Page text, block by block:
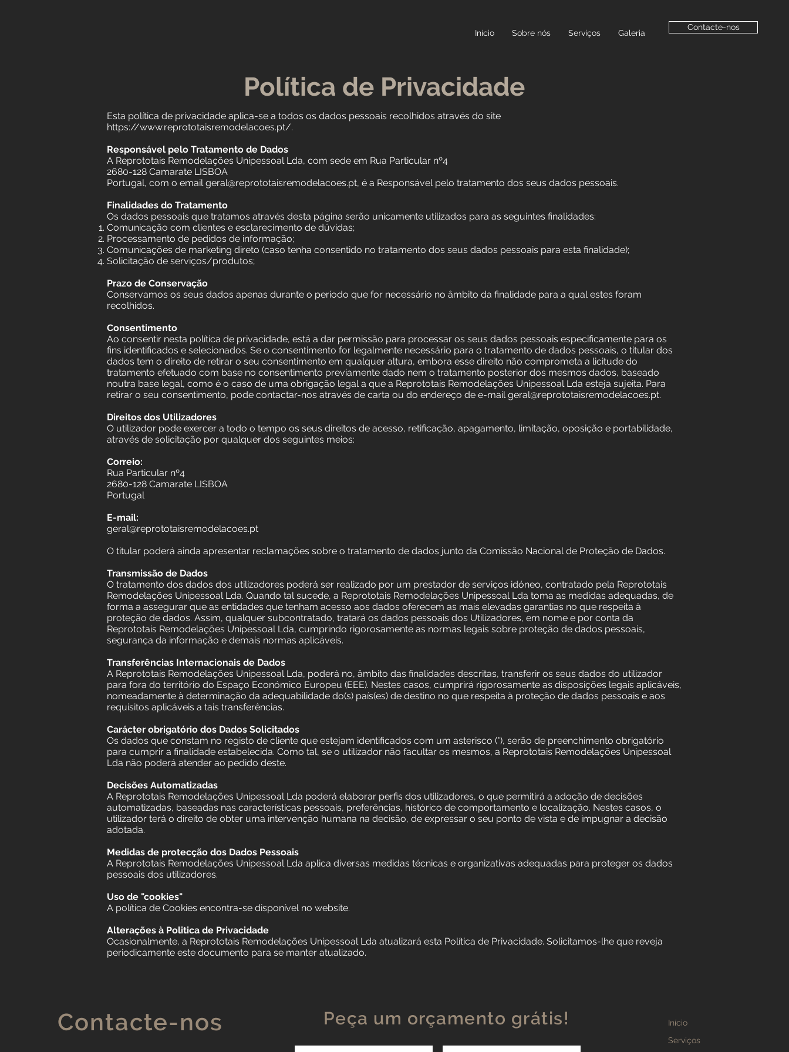
Início Sobre nós Serviços Galeria
Contacte-nos
Política de Privacidade
Esta política de privacidade aplica-se a todos os dados pessoais recolhidos através do site
https://www.reprototaisremodelacoes.pt/.
Responsável pelo Tratamento de Dados
A Reprototais Remodelações Unipessoal Lda, com sede em Rua Particular nº4
2680-128 Camarate LISBOA
Portugal, com o email geral@reprototaisremodelacoes.pt, é a Responsável pelo tratamento dos seus dados pessoais.
Finalidades do Tratamento
Os dados pessoais que tratamos através desta página serão unicamente utilizados para as seguintes finalidades:
Comunicação com clientes e esclarecimento de dúvidas;
Processamento de pedidos de informação;
Comunicações de marketing direto (caso tenha consentido no tratamento dos seus dados pessoais para esta finalidade);
Solicitação de serviços/produtos;
Prazo de Conservação
Conservamos os seus dados apenas durante o período que for necessário no âmbito da finalidade para a qual estes foram
recolhidos.
Consentimento
Ao consentir nesta política de privacidade, está a dar permissão para processar os seus dados pessoais especificamente para os
fins identificados e selecionados. Se o consentimento for legalmente necessário para o tratamento de dados pessoais, o titular dos
dados tem o direito de retirar o seu consentimento em qualquer altura, embora esse direito não comprometa a licitude do
tratamento efetuado com base no consentimento previamente dado nem o tratamento posterior dos mesmos dados, baseado
noutra base legal, como é o caso de uma obrigação legal a que a Reprototais Remodelações Unipessoal Lda esteja sujeita. Para
retirar o seu consentimento, pode contactar-nos através de carta ou do endereço de e-mail geral@reprototaisremodelacoes.pt.
Direitos dos Utilizadores
O utilizador pode exercer a todo o tempo os seus direitos de acesso, retificação, apagamento, limitação, oposição e portabilidade,
através de solicitação por qualquer dos seguintes meios:
Correio:
Rua Particular nº4
2680-128 Camarate LISBOA
Portugal
E-mail:
geral@reprototaisremodelacoes.pt
O titular poderá ainda apresentar reclamações sobre o tratamento de dados junto da Comissão Nacional de Proteção de Dados.
Transmissão de Dados
O tratamento dos dados dos utilizadores poderá ser realizado por um prestador de serviços idóneo, contratado pela Reprototais
Remodelações Unipessoal Lda. Quando tal sucede, a Reprototais Remodelações Unipessoal Lda toma as medidas adequadas, de
forma a assegurar que as entidades que tenham acesso aos dados oferecem as mais elevadas garantias no que respeita à
proteção de dados. Assim, qualquer subcontratado, tratará os dados pessoais dos Utilizadores, em nome e por conta da
Reprototais Remodelações Unipessoal Lda, cumprindo rigorosamente as normas legais sobre proteção de dados pessoais,
segurança da informação e demais normas aplicáveis.
Transferências Internacionais de Dados
A Reprototais Remodelações Unipessoal Lda, poderá no, âmbito das finalidades descritas, transferir os seus dados do utilizador
para fora do território do Espaço Económico Europeu (EEE). Nestes casos, cumprirá rigorosamente as disposições legais aplicáveis,
nomeadamente à determinação da adequabilidade do(s) país(es) de destino no que respeita à proteção de dados pessoais e aos
requisitos aplicáveis a tais transferências.
Carácter obrigatório dos Dados Solicitados
Os dados que constam no registo de cliente que estejam identificados com um asterisco (*), serão de preenchimento obrigatório
para cumprir a finalidade estabelecida. Como tal, se o utilizador não facultar os mesmos, a Reprototais Remodelações Unipessoal
Lda não poderá atender ao pedido deste.
Decisões Automatizadas
A Reprototais Remodelações Unipessoal Lda poderá elaborar perfis dos utilizadores, o que permitirá a adoção de decisões
automatizadas, baseadas nas características pessoais, preferências, histórico de comportamento e localização. Nestes casos, o
utilizador terá o direito de obter uma intervenção humana na decisão, de expressar o seu ponto de vista e de impugnar a decisão
adotada.
Medidas de protecção dos Dados Pessoais
A Reprototais Remodelações Unipessoal Lda aplica diversas medidas técnicas e organizativas adequadas para proteger os dados
pessoais dos utilizadores.
Uso de "cookies"
A política de Cookies encontra-se disponível no website.
Alterações à Politica de Privacidade
Ocasionalmente, a Reprototais Remodelações Unipessoal Lda atualizará esta Política de Privacidade. Solicitamos-lhe que reveja
periodicamente este documento para se manter atualizado.
Contacte-nos Peça um orçamento grátis!
Início
Serviços